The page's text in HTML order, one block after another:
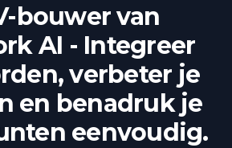
bouwer van
AI - Integreer
verbeter je
en benadruk je
eenvoudig.